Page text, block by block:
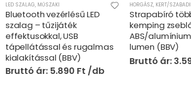
HORGÁSZ,KERT/SZABADIDŐ ,MŰSZAKI
Strapabíró többfunkciós
kemping zseblámpa,
ABS/alumínium, sos led, 800
lumen (BBV)
3.590Ft
LED KÉZILÁMPÁK,
XXL
lámpa 20W –
fényerő,
akkumulátor,
LED & COB